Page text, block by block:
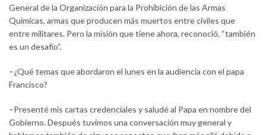
General de la Organización para la Prohibición de las Armas
Químicas, armas que producen más muertos entre civiles que
entre militares. Pero la misión que tiene ahora, reconoció, “también
es un desafío”.
–¿Qué temas que abordaron el lunes en la audiencia con el papa
Francisco?
–Presenté mis cartas credenciales y saludé al Papa en nombre del
Gobierno. Después tuvimos una conversación muy general y